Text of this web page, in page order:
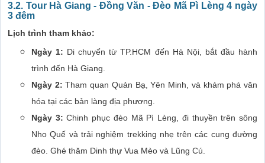
3.2. Tour Hà Giang - Đồng Văn - Đèo Mã Pì Lèng 4 ngày
3 đêm
Lịch trình tham khảo:
Ngày 1: Di chuyển từ TP.HCM đến Hà Nội, bắt đầu hành
trình đến Hà Giang.
Ngày 2: Tham quan Quản Bạ, Yên Minh, và khám phá văn
hóa tại các bản làng địa phương.
Ngày 3: Chinh phục đèo Mã Pì Lèng, đi thuyền trên sông
Nho Quế và trải nghiệm trekking nhẹ trên các cung đường
đèo. Ghé thăm Dinh thự Vua Mèo và Lũng Cú.